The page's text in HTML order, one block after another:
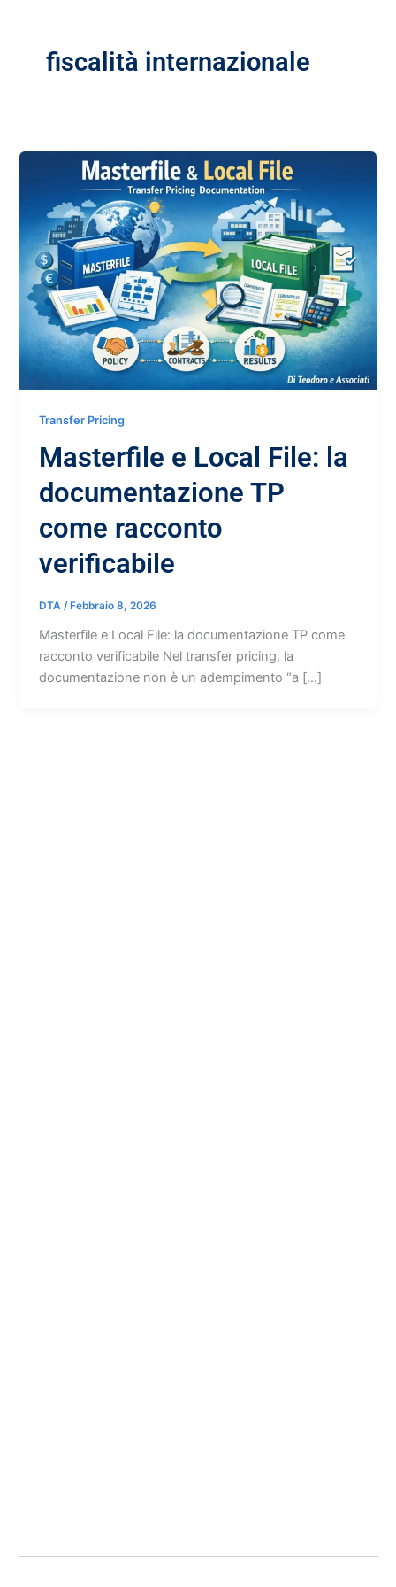
fiscalità internazionale
Transfer Pricing
Masterfile e Local File: la
documentazione TP
come racconto
verificabile
DTA/ Febbraio 8, 2026
Masterfile e Local File: la documentazione TP come
racconto verificabile Nel transfer pricing, la
documentazione non è un adempimento “a […]